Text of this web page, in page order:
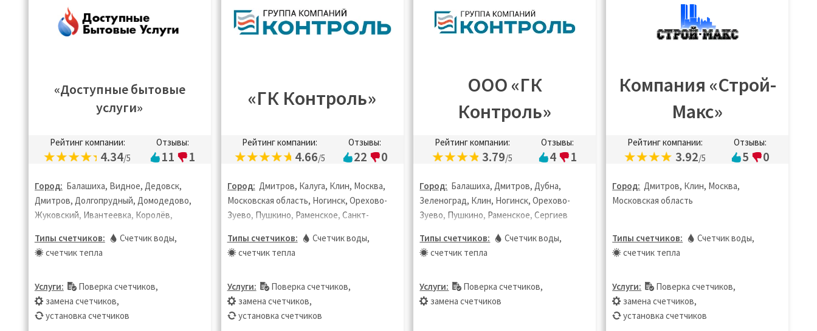
«Доступные бытовые
услуги»
Рейтинг компании:
4.34/5
Отзывы:
11 1
Город: Балашиха, Видное, Дедовск,
Дмитров, Долгопрудный, Домодедово,
Жуковский, Ивантеевка, Королёв,
Люберцы, Москва, Московская область,
Мытищи, Ногинск, Одинцово, Пушкино,
Щёлково, Электросталь
Типы счетчиков: Счетчик воды,
счетчик тепла
Услуги: Поверка счетчиков,
замена счетчиков,
установка счетчиков
«ГК Контроль»
Рейтинг компании:
4.66/5
Отзывы:
22 0
Город: Дмитров, Калуга, Клин, Москва,
Московская область, Ногинск, Орехово-
Зуево, Пушкино, Раменское, Санкт-
Солнечногорск, Химки, Щёлково,
Электросталь
Типы счетчиков: Счетчик воды,
счетчик тепла
Услуги: Поверка счетчиков,
замена счетчиков,
установка счетчиков
ООО «ГК
Контроль»
Рейтинг компании:
3.79/5
Отзывы:
4 1
Город: Балашиха, Дмитров, Дубна,
Зеленоград, Клин, Ногинск, Орехово-
Зуево, Пушкино, Раменское, Сергиев
Щёлково, Электросталь
Типы счетчиков: Счетчик воды,
счетчик тепла
Услуги: Поверка счетчиков,
замена счетчиков
Компания «Строй-
Макс»
Рейтинг компании:
3.92/5
Отзывы:
5 0
Город: Дмитров, Клин, Москва,
Московская область
Типы счетчиков: Счетчик воды,
счетчик тепла
Услуги: Поверка счетчиков,
замена счетчиков,
установка счетчиков